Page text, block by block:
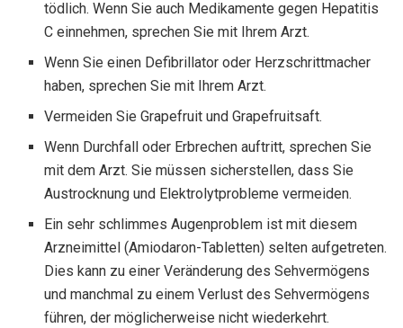
tödlich. Wenn Sie auch Medikamente gegen Hepatitis
C einnehmen, sprechen Sie mit Ihrem Arzt.
Wenn Sie einen Defibrillator oder Herzschrittmacher
haben, sprechen Sie mit Ihrem Arzt.
Vermeiden Sie Grapefruit und Grapefruitsaft.
Wenn Durchfall oder Erbrechen auftritt, sprechen Sie
mit dem Arzt. Sie müssen sicherstellen, dass Sie
Austrocknung und Elektrolytprobleme vermeiden.
Ein sehr schlimmes Augenproblem ist mit diesem
Arzneimittel (Amiodaron-Tabletten) selten aufgetreten.
Dies kann zu einer Veränderung des Sehvermögens
und manchmal zu einem Verlust des Sehvermögens
führen, der möglicherweise nicht wiederkehrt.